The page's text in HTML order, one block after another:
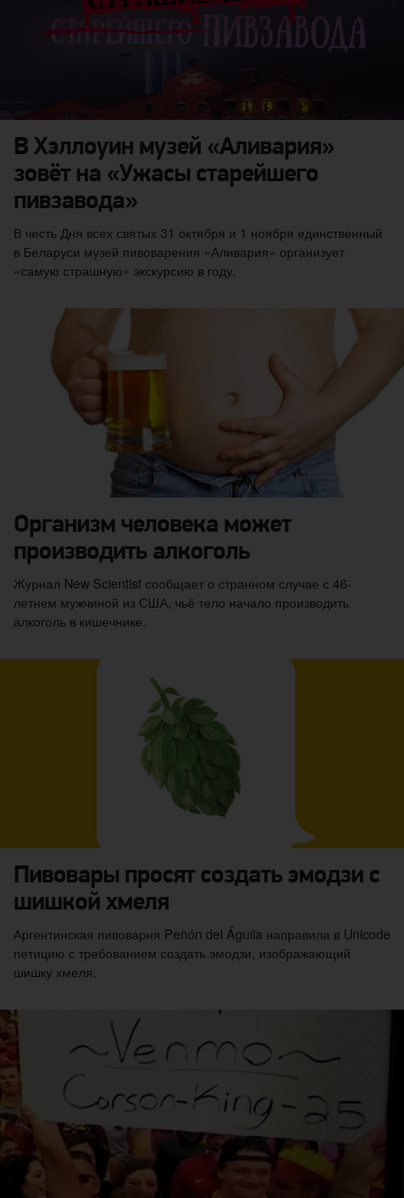
В Хэллоуин музей «Аливария»
зовёт на «Ужасы старейшего
пивзавода»
В честь Дня всех святых 31 октября и 1 ноября единственный
в Беларуси музей пивоварения «Аливария» организует
«самую страшную» экскурсию в году.
Организм человека может
производить алкоголь
Журнал New Scientist сообщает о странном случае с 46-
летнем мужчиной из США, чьё тело начало производить
алкоголь в кишечнике.
Пивовары просят создать эмодзи с
шишкой хмеля
Аргентинская пивоварня Peñón del Águila направила в Unicode
петицию с требованием создать эмодзи, изображающий
шишку хмеля.